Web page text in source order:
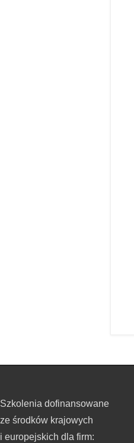
Szkolenia dofinansowane
ze środków krajowych
i europejskich dla firm: